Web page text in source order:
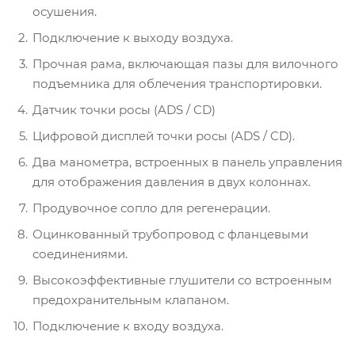
осушения.
Подключение к выходу воздуха.
Прочная рама, включающая пазы для вилочного
подъемника для облечения транспортировки.
Датчик точки росы (ADS / CD)
Цифровой дисплей точки росы (ADS / CD).
Два манометра, встроенных в панель управления
для отображения давления в двух колоннах.
Продувочное сопло для регенерации.
Оцинкованный трубопровод с фланцевыми
соединениями.
Высокоэффективные глушители со встроенным
предохранительным клапаном.
Подключение к входу воздуха.